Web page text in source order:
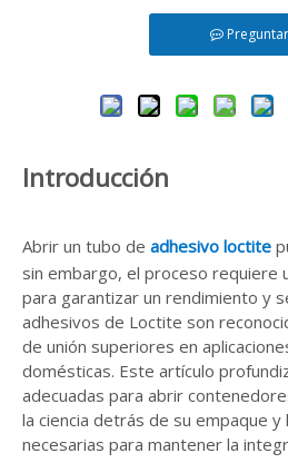
Preguntar
Introducción
Abrir un tubo de adhesivo loctite
sin embargo, el proceso requiere
para garantizar un rendimiento y
adhesivos de Loctite son
de unión superiores en
domésticas. Este artículo
adecuadas para abrir
la ciencia detrás de su empaque y
necesarias para mantener la